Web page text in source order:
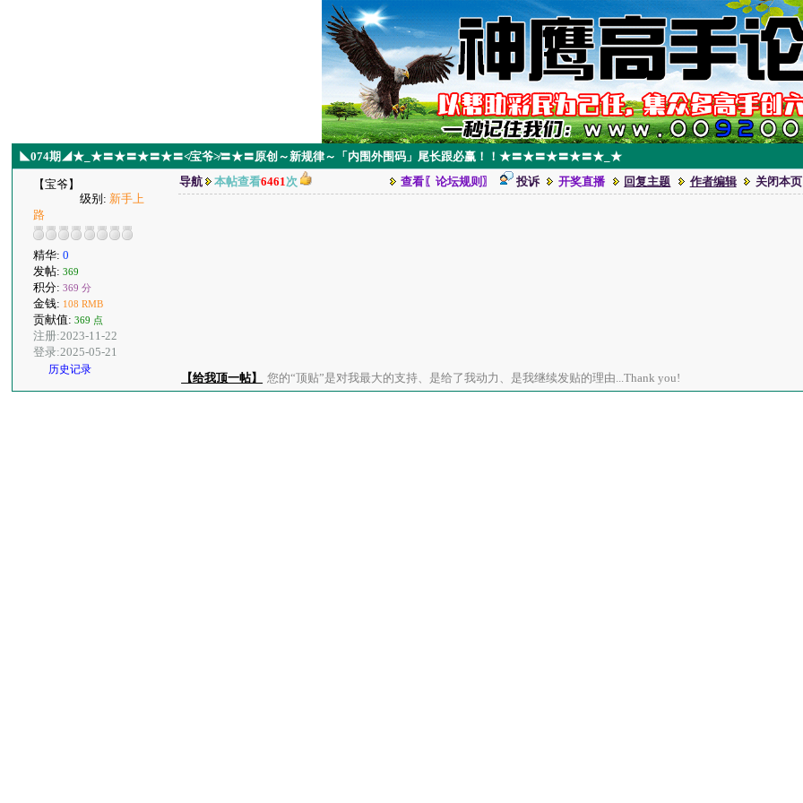
◣074期◢★_★〓★〓★〓★〓≮宝爷≯〓★〓原创～新规律～「内围外围码」尾长跟必赢！！★〓★〓★〓★〓★_★
【宝爷】
级别: 新手上
路
精华:0
发帖:369
积分:369 分
金钱: 108 RMB
贡献值:369 点
注册:2023-11-22
登录:2025-05-21
历史记录
导航 本帖查看6461次 查看〖论坛规则〗 投诉 开奖直播 回复主题 作者编辑 关闭本页
【给我顶一帖】 您的“顶贴”是对我最大的支持、是给了我动力、是我继续发贴的理由...Thank you!